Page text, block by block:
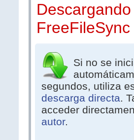
Descargando
Si no se
segundos, utiliza
descarga directa.
acceder
autor.